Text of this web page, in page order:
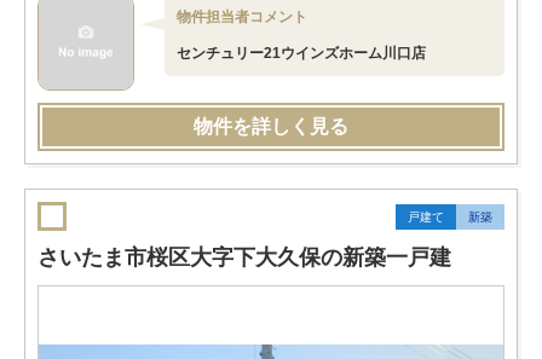
物件担当者コメント
センチュリー21ウインズホーム川口店
物件を詳しく見る
戸建て 新築
さいたま市桜区大字下大久保の新築一戸建